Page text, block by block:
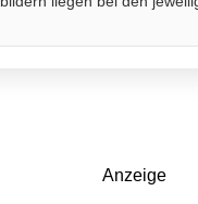
Anzeige